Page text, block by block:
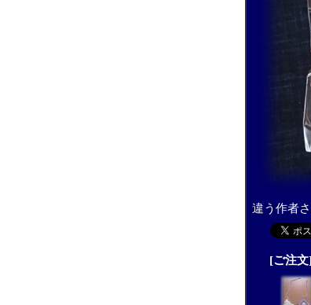
違う作者
[ご注文]